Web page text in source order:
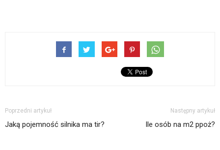
Poprzedni artykuł
Jaką pojemność silnika ma tir?
Następny artykuł
Ile osób na m2 ppoż?